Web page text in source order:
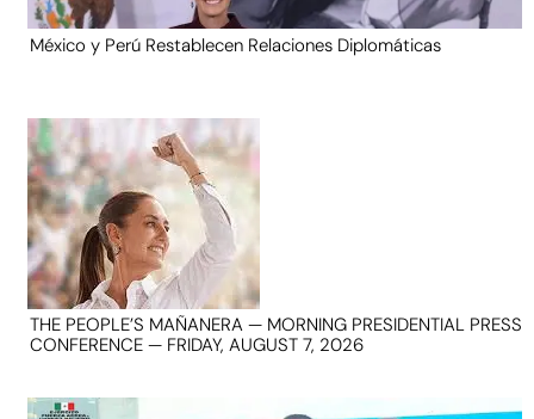
México y Perú Restablecen Relaciones Diplomáticas
THE PEOPLE’S MAÑANERA — MORNING PRESIDENTIAL PRESS
CONFERENCE — FRIDAY, AUGUST 7, 2026